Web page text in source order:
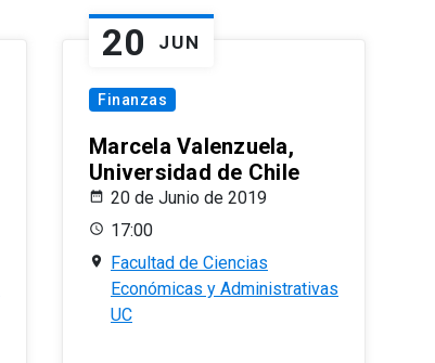
20 JUN
Finanzas
Marcela Valenzuela,
Universidad de Chile
20 de Junio de 2019
17:00
Facultad de Ciencias
Económicas y Administrativas
UC